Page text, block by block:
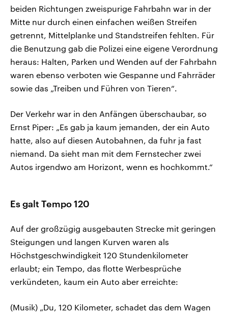
beiden Richtungen zweispurige Fahrbahn war in der
Mitte nur durch einen einfachen weißen Streifen
getrennt, Mittelplanke und Standstreifen fehlten. Für
die Benutzung gab die Polizei eine eigene Verordnung
heraus: Halten, Parken und Wenden auf der Fahrbahn
waren ebenso verboten wie Gespanne und Fahrräder
sowie das „Treiben und Führen von Tieren“.
Der Verkehr war in den Anfängen überschaubar, so
Ernst Piper: „Es gab ja kaum jemanden, der ein Auto
hatte, also auf diesen Autobahnen, da fuhr ja fast
niemand. Da sieht man mit dem Fernstecher zwei
Autos irgendwo am Horizont, wenn es hochkommt.“
Es galt Tempo 120
Auf der großzügig ausgebauten Strecke mit geringen
Steigungen und langen Kurven waren als
Höchstgeschwindigkeit 120 Stundenkilometer
erlaubt; ein Tempo, das flotte Werbesprüche
verkündeten, kaum ein Auto aber erreichte:
(Musik) „Du, 120 Kilometer, schadet das dem Wagen